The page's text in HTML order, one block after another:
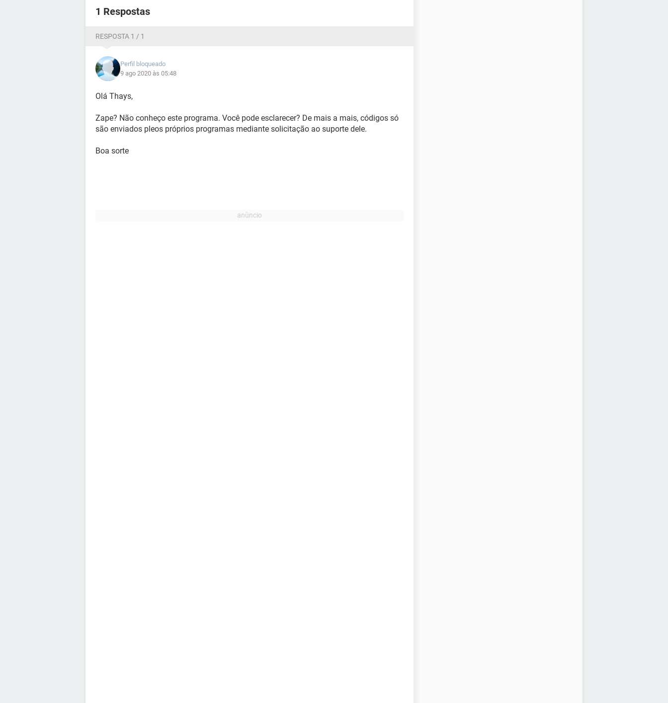
1 Respostas
RESPOSTA 1 / 1
Perfil bloqueado
9 ago 2020 às 05:48
Olá Thays,
Zape? Não conheço este programa. Você pode esclarecer? De mais a mais, códigos só
são enviados pleos próprios programas mediante solicitação ao suporte dele.
Boa sorte